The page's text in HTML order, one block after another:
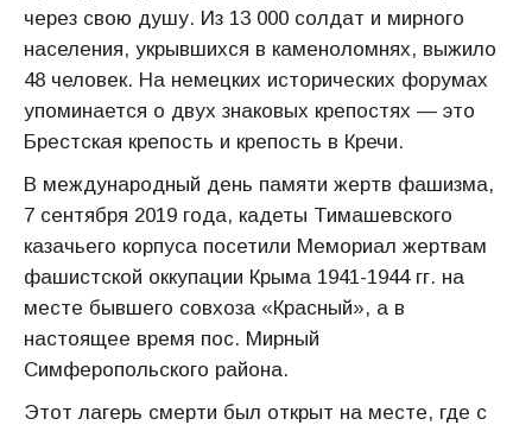
через свою душу. Из 13 000 солдат и мирного
населения, укрывшихся в каменоломнях, выжило
48 человек. На немецких исторических форумах
упоминается о двух знаковых крепостях — это
Брестская крепость и крепость в Кречи.
В международный день памяти жертв фашизма,
7 сентября 2019 года, кадеты Тимашевского
казачьего корпуса посетили Мемориал жертвам
фашистской оккупации Крыма 1941-1944 гг. на
месте бывшего совхоза «Красный», а в
настоящее время пос. Мирный
Симферопольского района.
Этот лагерь смерти был открыт на месте, где с